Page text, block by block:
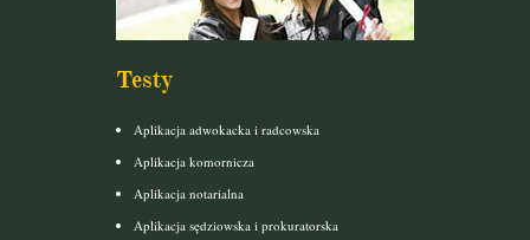
Testy
Aplikacja adwokacka i radcowska
Aplikacja komornicza
Aplikacja notarialna
Aplikacja sędziowska i prokuratorska